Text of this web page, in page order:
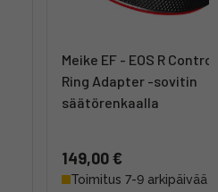
Meike EF - EOS R Control
Ring Adapter -sovitin
säätörenkaalla
149,00 €
Toimitus 7-9 arkipäivää